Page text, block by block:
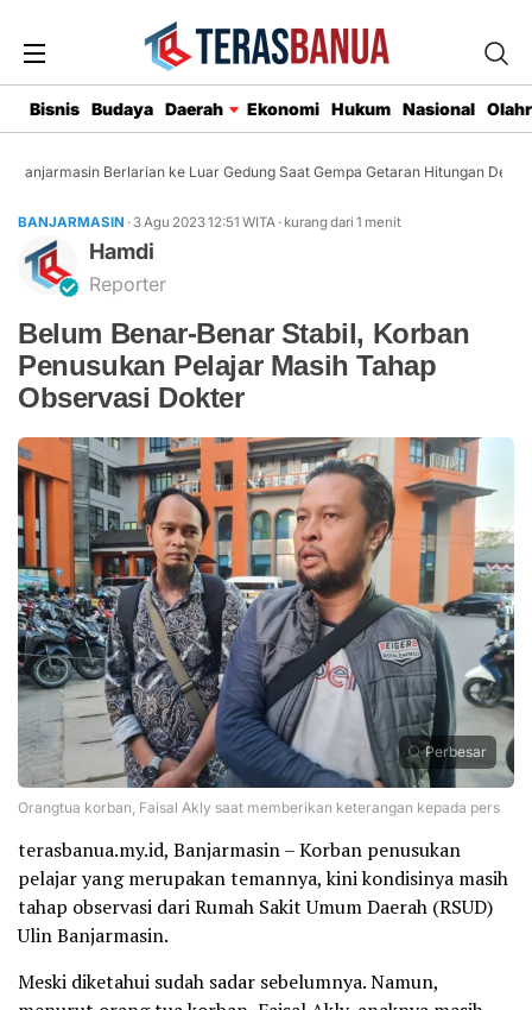
Bisnis Budaya Daerah Ekonomi Hukum Nasional
Banjarmasin Berlarian ke Luar Gedung Saat Gempa Getaran Hitungan Detik
BANJARMASIN · 3 Agu 202312:51 WITA · kurang dari 1 menit
Hamdi
Reporter
Belum Benar-Benar Stabil, Korban
Penusukan Pelajar Masih Tahap
Observasi Dokter
Perbesar
Orangtua korban, Faisal Akly saat memberikan keterangan kepada pers
terasbanua.my.id, Banjarmasin – Korban penusukan
pelajar yang merupakan temannya, kini kondisinya masih
tahap observasi dari Rumah Sakit Umum Daerah (RSUD)
Ulin Banjarmasin.
Meski diketahui sudah sadar sebelumnya. Namun,